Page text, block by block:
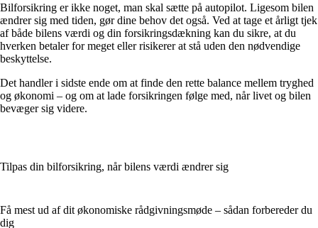
Bilforsikring er ikke noget, man skal sætte på autopilot. Ligesom bilen
ændrer sig med tiden, gør dine behov det også. Ved at tage et årligt tjek
af både bilens værdi og din forsikringsdækning kan du sikre, at du
hverken betaler for meget eller risikerer at stå uden den nødvendige
beskyttelse.
Det handler i sidste ende om at finde den rette balance mellem tryghed
og økonomi – og om at lade forsikringen følge med, når livet og bilen
bevæger sig videre.
Tilpas din bilforsikring, når bilens værdi ændrer sig
Få mest ud af dit økonomiske rådgivningsmøde – sådan forbereder du
dig